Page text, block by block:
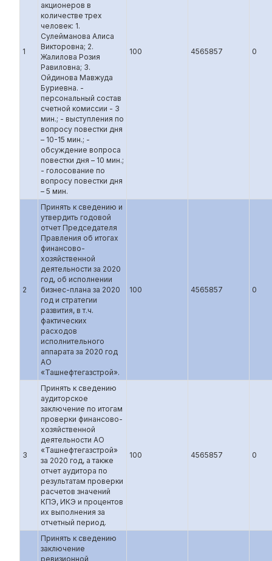
1
акционеров в
количестве трех
человек: 1.
Сулейманова Алиса
Викторовна; 2.
Жалилова Розия
Равиловна; 3.
Ойдинова Мавжуда
Буриевна. -
персональный состав
счетной комиссии - 3
мин.; - выступления по
вопросу повестки дня
– 10-15 мин.; -
обсуждение вопроса
повестки дня – 10 мин.;
- голосование по
вопросу повестки дня
– 5 мин.
100 4565857 0
2
Принять к сведению и
утвердить годовой
отчет Председателя
Правления об итогах
финансово-
хозяйственной
деятельности за 2020
год, об исполнении
бизнес-плана за 2020
год и стратегии
развития, в т.ч.
фактических
расходов
исполнительного
аппарата за 2020 год
АО
«Ташнефтегазстрой».
100 4565857 0
3
Принять к сведению
аудиторское
заключение по итогам
проверки финансово-
хозяйственной
деятельности АО
«Ташнефтегазстрой»
за 2020 год, а также
отчет аудитора по
результатам проверки
расчетов значений
КПЭ, ИКЭ и процентов
их выполнения за
отчетный период.
100 4565857 0
Принять к сведению
заключение
ревизионной